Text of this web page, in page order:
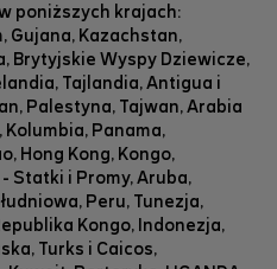
poniższych krajach:
Gujana, Kazachstan,
Brytyjskie Wyspy Dziewicze,
Tajlandia, Antigua i
Palestyna, Tajwan, Arabia
Panama,
Hong Kong, Kongo,
Statki i Promy, Aruba,
Peru, Tunezja,
Kongo, Indonezja,
Turks i Caicos,